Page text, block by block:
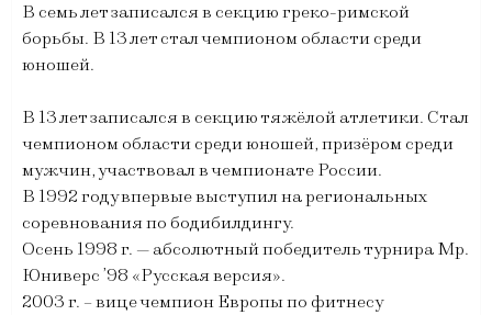
В семь лет записался в секцию греко-римской
борьбы. В 13 лет стал чемпионом области среди
юношей.
В 13 лет записался в секцию тяжёлой атлетики. Стал
чемпионом области среди юношей, призёром среди
мужчин, участвовал в чемпионате России.
В 1992 году впервые выступил на региональных
соревнования по бодибилдингу.
Осень 1998 г. — абсолютный победитель турнира Мр.
Юниверс ’98 «Русская версия».
2003 г. – вице чемпион Европы по фитнесу